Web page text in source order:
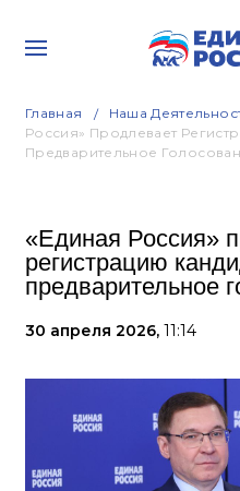
Главная Наша
Россия» Продлевает
Предварительное
«Единая Россия»
регистрацию
предварительное
30 апреля 2026, 11:14